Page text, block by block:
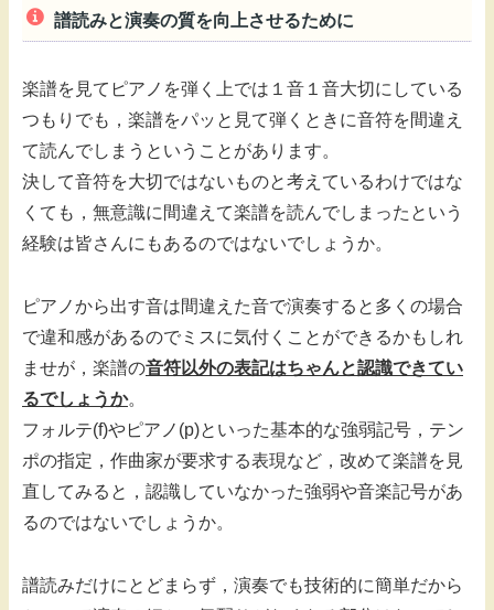
譜読みと演奏の質を向上させるために
楽譜を見てピアノを弾く上では１音１音大切にしている
つもりでも，楽譜をパッと見て弾くときに音符を間違え
て読んでしまうということがあります。
決して音符を大切ではないものと考えているわけではな
くても，無意識に間違えて楽譜を読んでしまったという
経験は皆さんにもあるのではないでしょうか。
ピアノから出す音は間違えた音で演奏すると多くの場合
で違和感があるのでミスに気付くことができるかもしれ
ませが，楽譜の音符以外の表記はちゃんと認識できてい
るでしょうか。
フォルテ(f)やピアノ(p)といった基本的な強弱記号，テン
ポの指定，作曲家が要求する表現など，改めて楽譜を見
直してみると，認識していなかった強弱や音楽記号があ
るのではないでしょうか。
譜読みだけにとどまらず，演奏でも技術的に簡単だから